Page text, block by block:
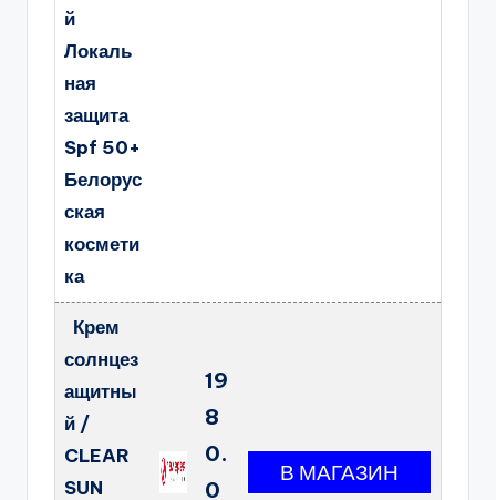
й
Локаль
ная
защита
Spf 50+
Белорус
ская
космети
ка
Крем
солнцез
ащитны
й /
CLEAR
SUN
19
8
0.
0